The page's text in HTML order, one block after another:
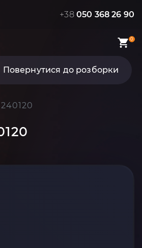
+38 050 368 26 90
0
Повернутися до розборки